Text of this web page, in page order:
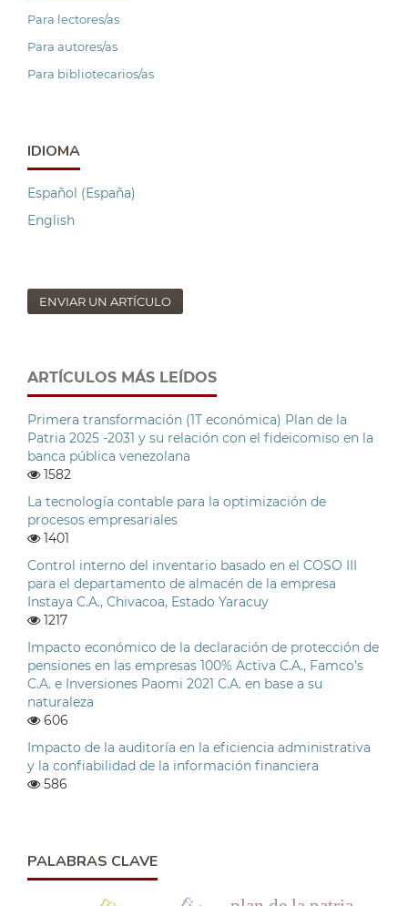
Para lectores/as
Para autores/as
Para bibliotecarios/as
IDIOMA
Español (España)
English
ENVIAR UN ARTÍCULO
ARTÍCULOS MÁS LEÍDOS
Primera transformación (1T económica) Plan de la
Patria 2025 -2031 y su relación con el fideicomiso en la
banca pública venezolana
1582
La tecnología contable para la optimización de
procesos empresariales
1401
Control interno del inventario basado en el COSO III
para el departamento de almacén de la empresa
Instaya C.A., Chivacoa, Estado Yaracuy
1217
Impacto económico de la declaración de protección de
pensiones en las empresas 100% Activa C.A., Famco’s
C.A. e Inversiones Paomi 2021 C.A. en base a su
naturaleza
606
Impacto de la auditoría en la eficiencia administrativa
y la confiabilidad de la información financiera
586
PALABRAS CLAVE